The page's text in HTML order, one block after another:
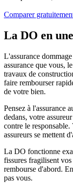
Comparer
La DO en
L'assurance
assurance que vous,
travaux de
faire rembourser
de votre bien.
Pensez à l'assurance
dedans, votre
contre le responsable.
assureurs se mettent
La DO fonctionne
fissures fragilisent
rembourse d'abord.
pas vous.